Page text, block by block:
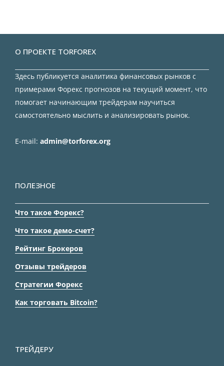
О ПРОЕКТЕ TORFOREX
Здесь публикуется аналитика финансовых рынков с
примерами Форекс прогнозов на текущий момент, что
помогает начинающим трейдерам научиться
самостоятельно мыслить и анализировать рынок.
E-mail: admin@torforex.org
ПОЛЕЗНОЕ
Что такое Форекс?
Что такое демо-счет?
Рейтинг Брокеров
Отзывы трейдеров
Стратегии Форекс
Как торговать Bitcoin?
ТРЕЙДЕРУ